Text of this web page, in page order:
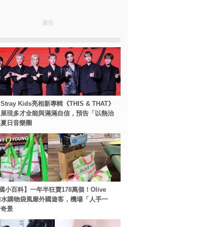
廣告
Kids亮相新專輯《THIS & THAT》
現多才全能與滿滿自信，預告「以熱治
日音樂圈
小百科】一年半狂賣178萬個！Olive
購物袋風靡外國遊客，機場「人手一
景